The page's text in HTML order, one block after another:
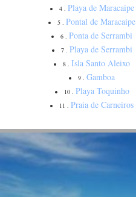
4 . Playa de Maracaipe
5 . Pontal de Maracaipe
6 . Ponta de Serrambi
7 . Playa de Serrambi
8 . Isla Santo Aleixo
9 . Gamboa
10 . Playa Toquinho
11 . Praia de Carneiros